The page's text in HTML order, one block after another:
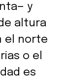
y
altura
el norte
o el
es